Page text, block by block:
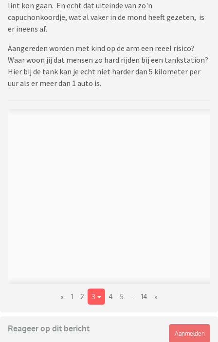
lint kon gaan. En echt dat uiteinde van zo'n
capuchonkoordje, wat al vaker in de mond heeft gezeten, is
er ineens af.
Aangereden worden met kind op de arm een reeel risico?
Waar woon jij dat mensen zo hard rijden bij een tankstation?
Hier bij de tank kan je echt niet harder dan 5 kilometer per
uur als er meer dan 1 auto is.
« 1 2 3 4 5 14 »
Reageer op dit bericht
Aanmelden